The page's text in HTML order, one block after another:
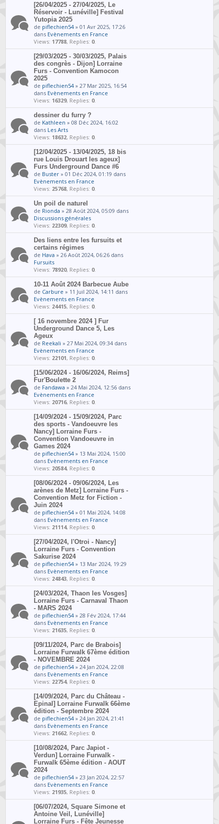
[26/04/2025 - 27/04/2025, Le
Réservoir - Lunéville] Festival
Yutopia 2025
de piflechien54» 01 Avr 2025, 17:26
dans Evènements en France
Views: 17788, Replies: 0.
[29/03/2025 - 30/03/2025, Palais
des congrès - Dijon] Lorraine
Furs - Convention Kamocon
2025
de piflechien54» 27 Mar 2025, 16:54
dans Evènements en France
Views: 16329, Replies: 0.
dessiner du furry ?
de Kathleen » 08 Déc 2024, 16:02
dans Les Arts
Views: 18632, Replies: 0.
[12/04/2025 - 13/04/2025, 18 bis
rue Louis Drouart les ageux]
Furs Underground Dance #6
de Buster » 01 Déc 2024, 01:19 dans
Evènements en France
Views: 25768, Replies: 0.
Un poil de naturel
de Rionda » 28 Août 2024, 05:09 dans
Discussions générales
Views: 22309, Replies: 0.
Des liens entre les fursuits et
certains régimes
de Hava » 26 Août 2024, 06:26 dans
Fursuits
Views: 78920, Replies: 0.
10-11 Août 2024 Barbecue Aube
de Carbure » 11 Juil 2024, 14:11 dans
Evènements en France
Views: 24415, Replies: 0.
[ 16 novembre 2024 ] Fur
Underground Dance 5, Les
Ageux
de Reekali » 27 Mai 2024, 09:34 dans
Evènements en France
Views: 22101, Replies: 0.
[15/06/2024 - 16/06/2024, Reims]
Fur'Boulette 2
de Fandawa » 24 Mai 2024, 12:56 dans
Evènements en France
Views: 20716, Replies: 0.
[14/09/2024 - 15/09/2024, Parc
des sports - Vandoeuvre les
Nancy] Lorraine Furs -
Convention Vandoeuvre in
Games 2024
de piflechien54» 13 Mai 2024, 15:00
dans Evènements en France
Views: 20584, Replies: 0.
[08/06/2024 - 09/06/2024, Les
arènes de Metz] Lorraine Furs -
Convention Metz for Fiction -
Juin 2024
de piflechien54» 01 Mai 2024, 14:08
dans Evènements en France
Views: 21114, Replies: 0.
[27/04/2024, l'Otroi - Nancy]
Lorraine Furs - Convention
Sakurise 2024
de piflechien54» 13 Mar 2024, 19:29
dans Evènements en France
Views: 24843, Replies: 0.
[24/03/2024, Thaon les Vosges]
Lorraine Furs - Carnaval Thaon
- MARS 2024
de piflechien54» 28 Fév 2024, 17:44
dans Evènements en France
Views: 21635, Replies: 0.
[09/11/2024, Parc de Brabois]
Lorraine Furwalk 67ème édition
- NOVEMBRE 2024
de piflechien54» 24 Jan 2024, 22:08
dans Evènements en France
Views: 22754, Replies: 0.
[14/09/2024, Parc du Château -
Epinal] Lorraine Furwalk 66ème
édition - Septembre 2024
de piflechien54» 24 Jan 2024, 21:41
dans Evènements en France
Views: 21662, Replies: 0.
[10/08/2024, Parc Japiot -
Verdun] Lorraine Furwalk -
Furwalk 65ème édition - AOUT
2024
de piflechien54» 23 Jan 2024, 22:57
dans Evènements en France
Views: 21935, Replies: 0.
[06/07/2024, Square Simone et
Antoine Veil, Lunéville]
Lorraine Furs - Fête Jeunesse